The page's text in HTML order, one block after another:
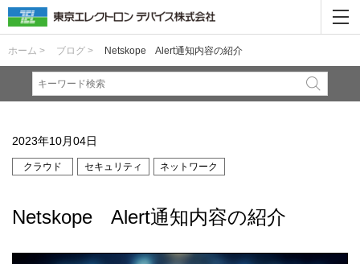
ホーム > ブログ > Netskope Alert通知内容の紹介
2023年10月04日
クラウド セキュリティ ネットワーク
Netskope Alert通知内容の紹介